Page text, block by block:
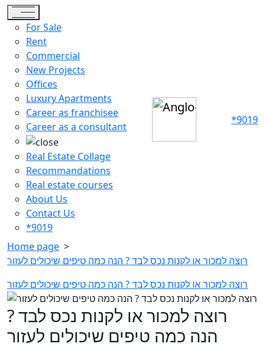
Toggle navigation
For Sale
Rent
Commercial
New Projects
Offices
Luxury Apartments
Career as franchisee
Career as a consultant
Real Estate Collage
Recommandations
Real estate courses
About Us
Contact Us
*9019
*9019
Home page >
רוצה למכור או לקנות נכס לבד ? הנה כמה טיפים שיכולים לעזור
רוצה למכור או לקנות נכס לבד ? הנה כמה טיפים שיכולים לעזור
רוצה למכור או לקנות נכס לבד ?
הנה כמה טיפים שיכולים לעזור